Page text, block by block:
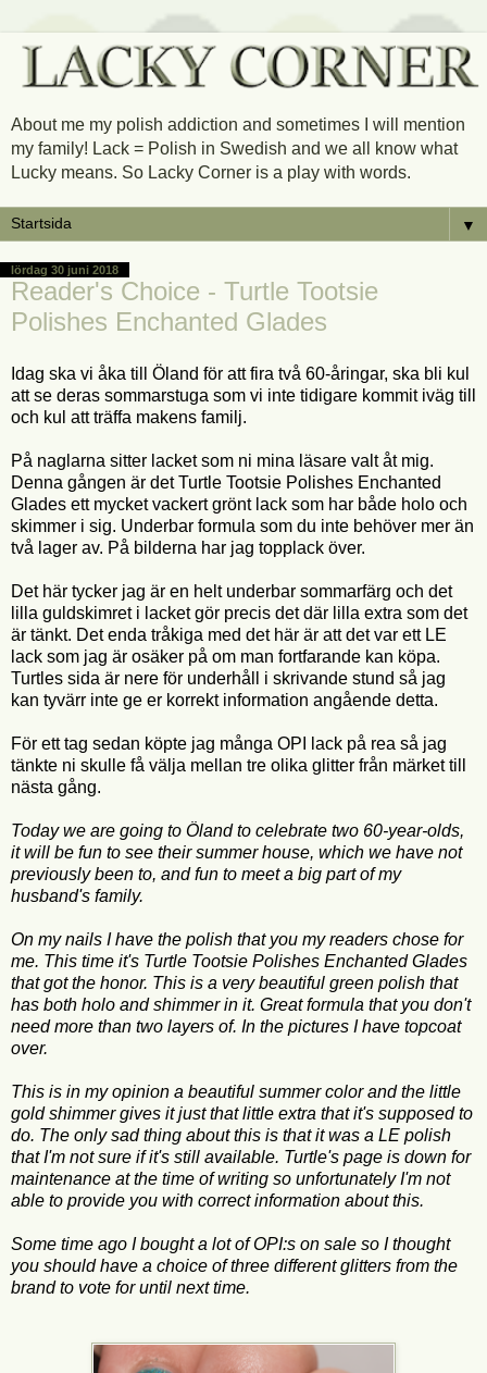
About me my polish addiction and sometimes I will mention
my family! Lack = Polish in Swedish and we all know what
Lucky means. So Lacky Corner is a play with words.
▼
lördag 30 juni 2018
Reader's Choice - Turtle Tootsie
Polishes Enchanted Glades
Idag ska vi åka till Öland för att fira två 60-åringar, ska bli kul
att se deras sommarstuga som vi inte tidigare kommit iväg till
och kul att träffa makens familj.
På naglarna sitter lacket som ni mina läsare valt åt mig.
Denna gången är det Turtle Tootsie Polishes Enchanted
Glades ett mycket vackert grönt lack som har både holo och
skimmer i sig. Underbar formula som du inte behöver mer än
två lager av. På bilderna har jag topplack över.
Det här tycker jag är en helt underbar sommarfärg och det
lilla guldskimret i lacket gör precis det där lilla extra som det
är tänkt. Det enda tråkiga med det här är att det var ett LE
lack som jag är osäker på om man fortfarande kan köpa.
Turtles sida är nere för underhåll i skrivande stund så jag
kan tyvärr inte ge er korrekt information angående detta.
För ett tag sedan köpte jag många OPI lack på rea så jag
tänkte ni skulle få välja mellan tre olika glitter från märket till
nästa gång.
Today we are going to Öland to celebrate two 60-year-olds,
it will be fun to see their summer house, which we have not
previously been to, and fun to meet a big part of my
husband's family.
On my nails I have the polish that you my readers chose for
me. This time it's Turtle Tootsie Polishes Enchanted Glades
that got the honor. This is a very beautiful green polish that
has both holo and shimmer in it. Great formula that you don't
need more than two layers of. In the pictures I have topcoat
over.
This is in my opinion a beautiful summer color and the little
gold shimmer gives it just that little extra that it's supposed to
do. The only sad thing about this is that it was a LE polish
that I'm not sure if it's still available. Turtle's page is down for
maintenance at the time of writing so unfortunately I'm not
able to provide you with correct information about this.
Some time ago I bought a lot of OPI:s on sale so I thought
you should have a choice of three different glitters from the
brand to vote for until next time.